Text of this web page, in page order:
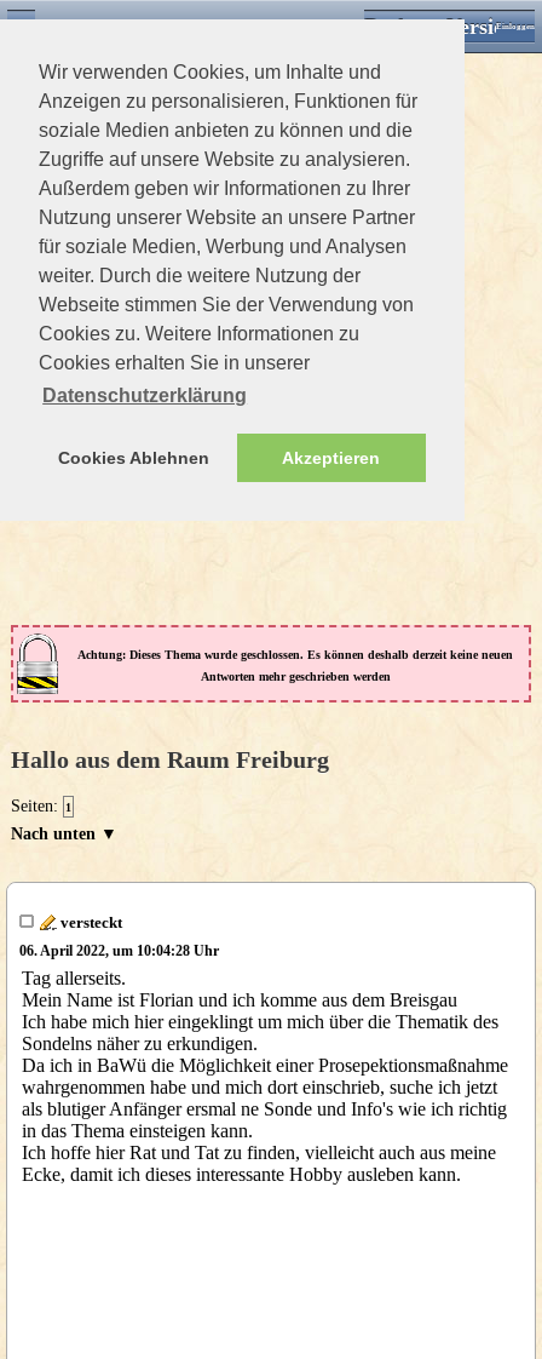
Wir verwenden Cookies, um Inhalte und
Anzeigen zu personalisieren, Funktionen für
soziale Medien anbieten zu können und die
Zugriffe auf unsere Website zu analysieren.
Außerdem geben wir Informationen zu Ihrer
Nutzung unserer Website an unsere Partner
für soziale Medien, Werbung und Analysen
weiter. Durch die weitere Nutzung der
Webseite stimmen Sie der Verwendung von
Cookies zu. Weitere Informationen zu
Cookies erhalten Sie in unserer
Datenschutzerklärung
Cookies Ablehnen Akzeptieren
Desktop VersionEinloggen
Achtung: Dieses Thema wurde geschlossen. Es können deshalb derzeit keine neuen
Antworten mehr geschrieben werden
Hallo aus dem Raum Freiburg
Seiten: 1
Nach unten ▼
versteckt
06. April 2022, um 10:04:28 Uhr
Tag allerseits.
Mein Name ist Florian und ich komme aus dem Breisgau
Ich habe mich hier eingeklingt um mich über die Thematik des
Sondelns näher zu erkundigen.
Da ich in BaWü die Möglichkeit einer Prosepektionsmaßnahme
wahrgenommen habe und mich dort einschrieb, suche ich jetzt
als blutiger Anfänger ersmal ne Sonde und Info's wie ich richtig
in das Thema einsteigen kann.
Ich hoffe hier Rat und Tat zu finden, vielleicht auch aus meine
Ecke, damit ich dieses interessante Hobby ausleben kann.